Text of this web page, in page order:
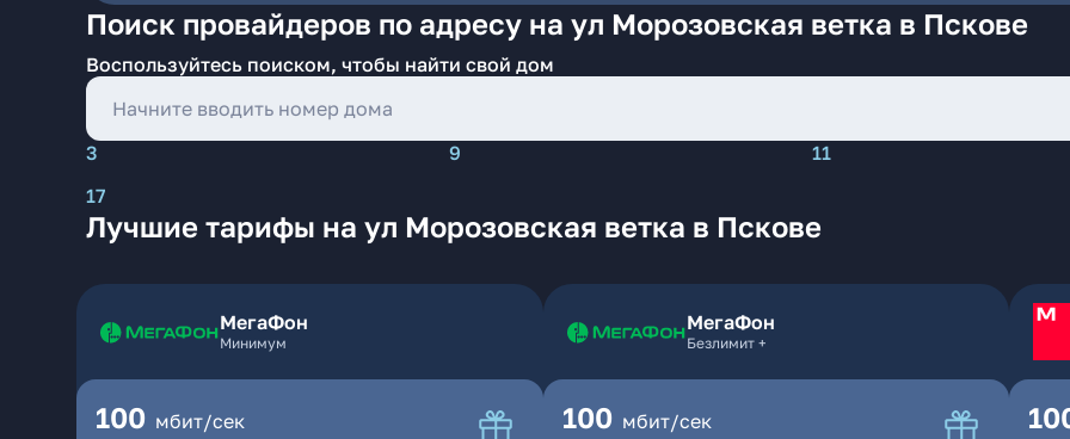
Поиск провайдеров по адресу на ул Морозовская ветка в Пскове
Воспользуйтесь поиском, чтобы найти свой дом
3 9 11
17
Лучшие тарифы на ул Морозовская ветка в Пскове
МегаФон
Минимум
100 мбит/сек
МегаФон
Безлимит +
100 мбит/сек